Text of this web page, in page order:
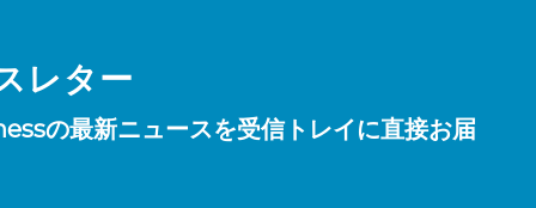
レター
の最新ニュースを受信トレイに直接お届